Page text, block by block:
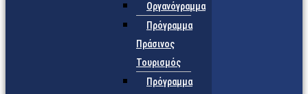
Οργανόγραμμα
Πρόγραμμα
Πράσινος
Τουρισμός
Πρόγραμμα